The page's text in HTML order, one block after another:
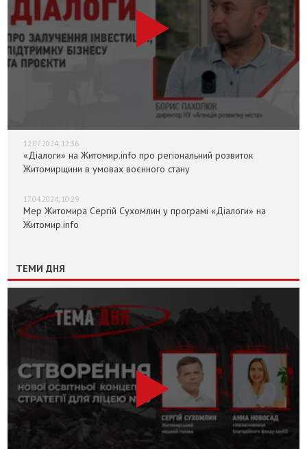
12.07.2024, 12:36
«Діалоги» на Житомир.info про регіональний розвиток
Житомирщини в умовах воєнного стану
17.04.2024, 10:29
Мер Житомира Сергій Сухомлин у програмі «Діалоги» на
Житомир.info
ТЕМИ ДНЯ